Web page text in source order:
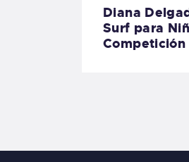
Diana
Surf para
Competición